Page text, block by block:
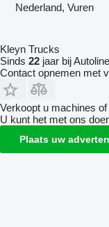
Nederland, Vuren
Kleyn Trucks
Sinds 22 jaar bij Autoline
Contact opnemen met
Verkoopt u machines
U kunt het met ons
Plaats uw